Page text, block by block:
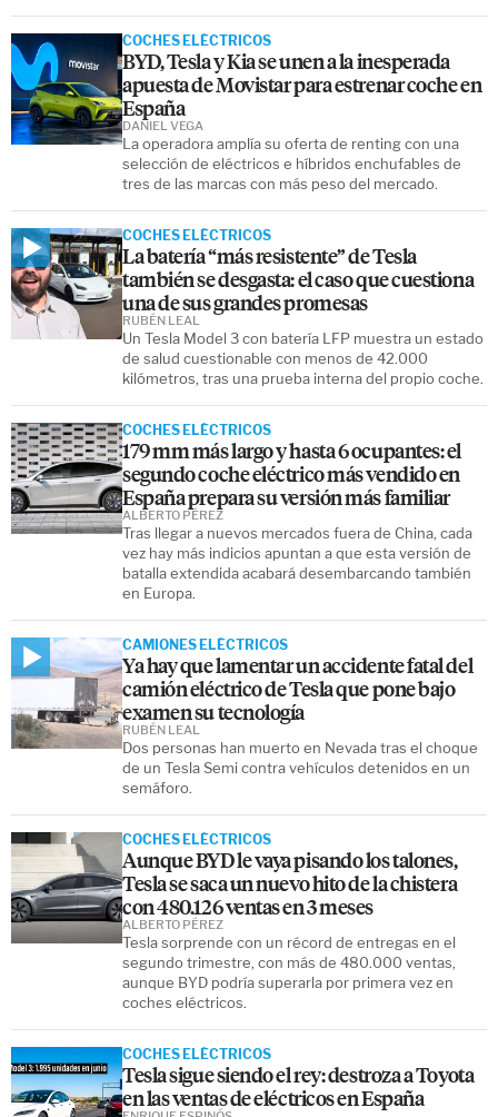
COCHES ELÉCTRICOS
BYD, Tesla y Kia se unen a la inesperada
apuesta de Movistar para estrenar coche en
España
La operadora amplía su oferta de renting con una
selección de eléctricos e híbridos enchufables de
tres de las marcas con más peso del mercado.
DANIEL VEGA
COCHES ELÉCTRICOS
La batería “más resistente” de Tesla
también se desgasta: el caso que cuestiona
una de sus grandes promesas
Un Tesla Model 3 con batería LFP muestra un estado
de salud cuestionable con menos de 42.000
kilómetros, tras una prueba interna del propio coche.
RUBÉN LEAL
COCHES ELÉCTRICOS
179 mm más largo y hasta 6 ocupantes: el
segundo coche eléctrico más vendido en
España prepara su versión más familiar
Tras llegar a nuevos mercados fuera de China, cada
vez hay más indicios apuntan a que esta versión de
batalla extendida acabará desembarcando también
en Europa.
ALBERTO PÉREZ
CAMIONES ELÉCTRICOS
Ya hay que lamentar un accidente fatal del
camión eléctrico de Tesla que pone bajo
examen su tecnología
Dos personas han muerto en Nevada tras el choque
de un Tesla Semi contra vehículos detenidos en un
semáforo.
RUBÉN LEAL
COCHES ELÉCTRICOS
Aunque BYD le vaya pisando los talones,
Tesla se saca un nuevo hito de la chistera
con 480.126 ventas en 3 meses
Tesla sorprende con un récord de entregas en el
segundo trimestre, con más de 480.000 ventas,
aunque BYD podría superarla por primera vez en
coches eléctricos.
ALBERTO PÉREZ
COCHES ELÉCTRICOS
Tesla sigue siendo el rey: destroza a Toyota
en las ventas de eléctricos en España